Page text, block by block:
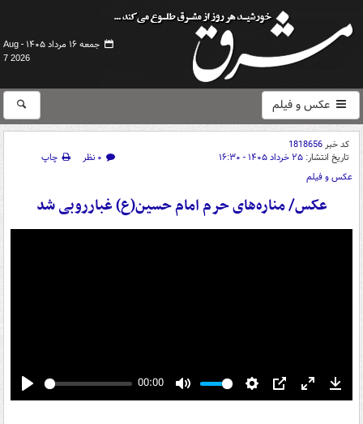
جمعه ۱۶ مرداد ۱۴۰۵ -
Aug
7 2026
عکس و فیلم
کد خبر1818656
تاریخ انتشار: ۲۵ خرداد ۱۴۰۵ - ۱۶:۳۰ ۰ نظر
چاپ
عکس و فیلم
عکس/ مناره‌های حرم امام حسین(ع) غبارروبی شد
Play
00:00
Mute Settings
PIP Enter